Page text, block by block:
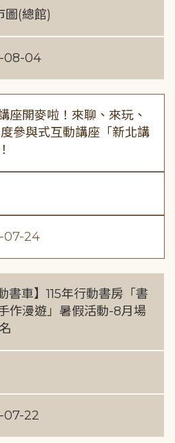
圖(總館)
08-04
座開麥啦！來聊、來玩、
參與式互動講座「新北講
07-24
書車】115年行動書房「書
作漫遊」暑假活動-8月場
07-22